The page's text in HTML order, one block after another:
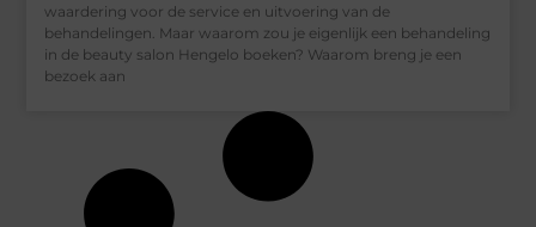
waardering voor de service en uitvoering van de
behandelingen. Maar waarom zou je eigenlijk een behandeling
in de beauty salon Hengelo boeken? Waarom breng je een
bezoek aan